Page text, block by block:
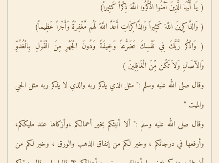
( يَا أَيُّهَا الَّذِينَ آمَنُوا اذْكُرُوا اللَّهَ ذِكْراً كَثِيراً)
( وَالذَّاكِرِينَ اللَّهَ كَثِيراً وَالذَّاكِرَاتِ أَعَدَّ اللَّهُ لَهُم مَّغْفِرَةً وَأَجْراً عَظِيماً)
( وَاذْكُر رَّبَّكَ فِي نَفْسِكَ تَضَرُّعاً وَخِيفَةً وَدُونَ الْجَهْرِ مِنَ الْقَوْلِ بِالْغُدُوِّ
وَالآصَالِ وَلاَ تَكُن مِّنَ الْغَافِلِينَ )
وقال صلى الله عليه وسلم :" مثل الذي يذكر ربه والذي لا يذكر ربه مثل الحي
والميت "
وقال صلى الله عليه وسلم :" ألا أنبئكم بخير أعمالكم ،وأزكاها عند مليككم،
وأرفعها في درجاتكم ، وخير لكم من إنفاق الذهب والورق ، وخير لكم من